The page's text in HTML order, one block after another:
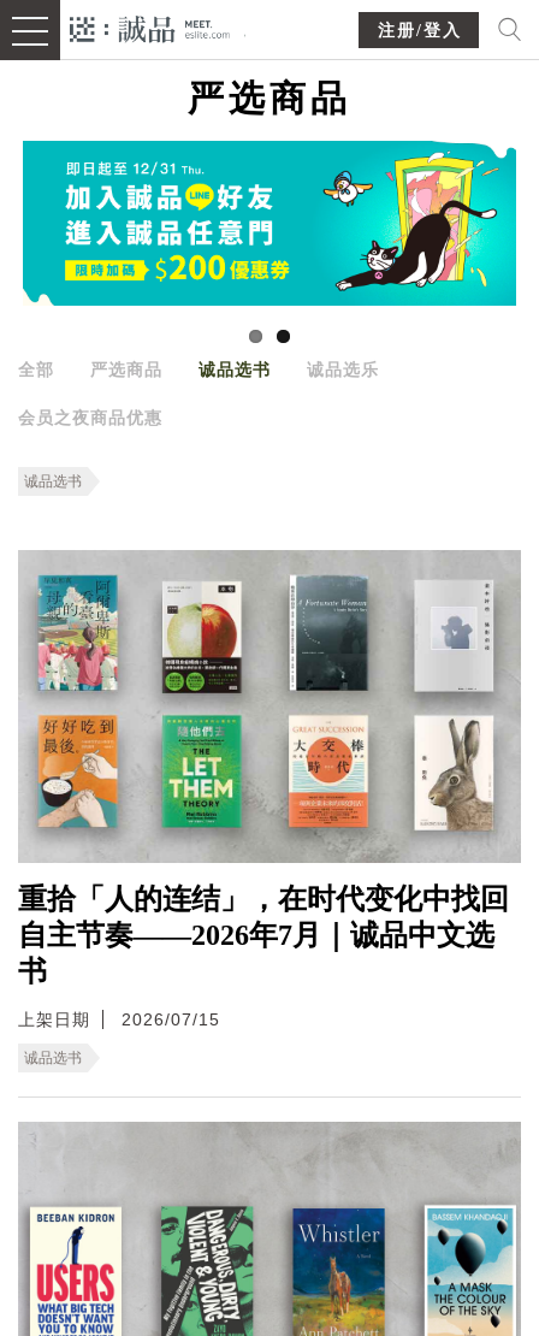
注册/登入
严选商品
全部 严选商品 诚品选书 诚品选乐
会员之夜商品优惠
诚品选书
重拾「人的连结」，在时代变化中找回
自主节奏——2026年7月｜诚品中文选
书
上架日期 2026/07/15
诚品选书